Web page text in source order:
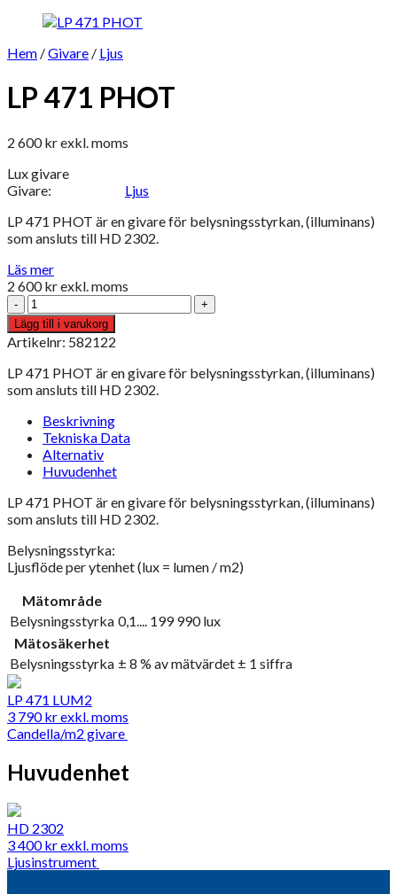
Hem /Givare / Ljus
LP 471 PHOT
2 600krexkl. moms
Lux givare
Givare:
Ljus
LP 471 PHOT är en givare för belysningsstyrkan, (illuminans)
som ansluts till HD 2302.
Läs mer
2 600krexkl. moms
LP
471
PHOT
mängd
Lägg till i varukorg
Artikelnr: 582122
LP 471 PHOT är en givare för belysningsstyrkan, (illuminans)
som ansluts till HD 2302.
Beskrivning
Tekniska Data
Alternativ
Huvudenhet
LP 471 PHOT är en givare för belysningsstyrkan, (illuminans)
som ansluts till HD 2302.
Belysningsstyrka:
Ljusflöde per ytenhet (lux = lumen / m2)
Mätområde
Belysningsstyrka 0,1.... 199 990 lux
Mätosäkerhet
Belysningsstyrka ± 8 % av mätvärdet ± 1 siffra
LP 471 LUM2
3 790krexkl. moms
Candella/m2 givare
Huvudenhet
HD 2302
3 400krexkl. moms
Ljusinstrument